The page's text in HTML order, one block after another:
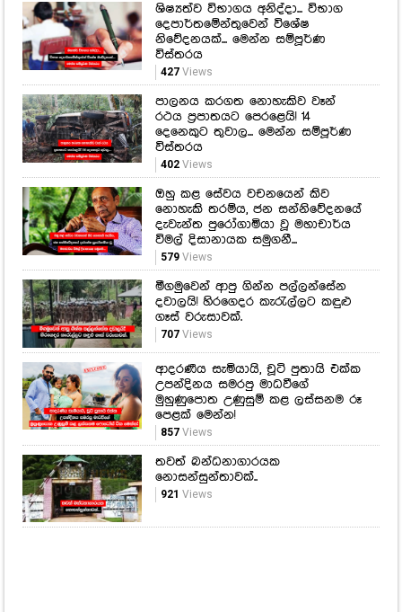
ශිෂ්‍යත්ව විභාගය අනිද්දා... විභාග
දෙපාර්තමේන්තුවෙන් විශේෂ
නිවේදනයක්... මෙන්න සම්පූර්ණ
විස්තරය
427Views
පාලනය කරගත නොහැකිව වෑන්
රථය ප්‍රපාතයට පෙරළෙයි! 14
දෙනෙකුට තුවාල... මෙන්න සම්පූර්ණ
විස්තරය
402Views
ඔහු කළ සේවය වචනයෙන් කිව
නොහැකි තරම්ය, ජන සන්නිවේදනයේ
දැවැන්ත පුරෝගාමියා වූ මහාචාර්ය
විමල් දිසානායක සමුගනී...
579Views
මීගමුවෙන් ආපු ගින්න පල්ලන්සේන
දවාලයි! හිරගෙදර කැරැල්ලට කඳුළු
ගෑස් වරුසාවක්.
707Views
ආදරණීය සැමියායි, චූටි පුතායි එක්ක
උපන්දිනය සමරපු මාධවීගේ
මුහුණුපොත උණුසුම් කළ ලස්සනම රූ
පෙළක් මෙන්න!
857Views
තවත් බන්ධනාගාරයක
නොසන්සුන්තාවක්..
921 Views